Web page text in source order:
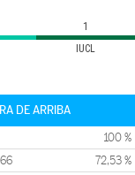
IUCL
1
DE ARRIBA
100 %
66 72,53 %